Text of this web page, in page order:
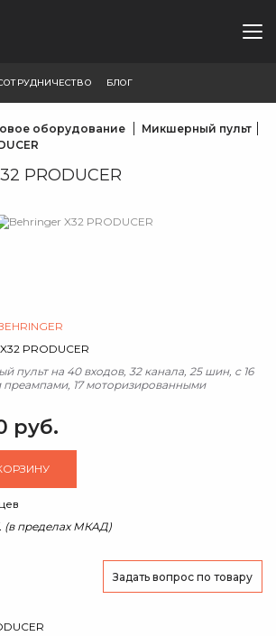
БЛОГ
оборудование
Микшерный пульт
PRODUCER
PRODUCER
пульт на 40 входов, 32 канала, 25 шин, с 16
17 моторизированными
руб.
(в пределах МКАД)
Задать вопрос по товару